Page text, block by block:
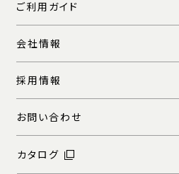
ご利用ガイド
会社情報
採用情報
お問い合わせ
カタログ